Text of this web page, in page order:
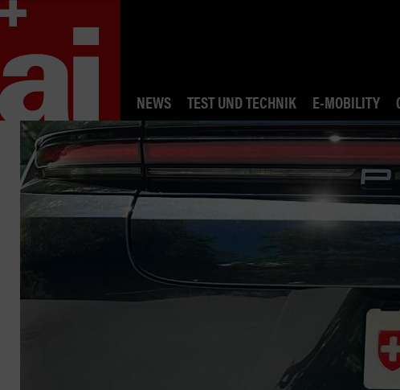
NEWS
TEST UND TECHNIK E-MOBILITY